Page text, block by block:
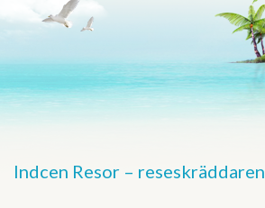
Indcen Resor – reseskräddaren